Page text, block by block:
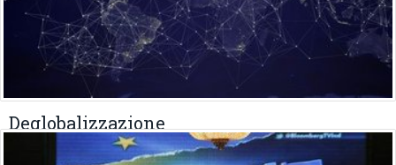
Deglobalizzazione